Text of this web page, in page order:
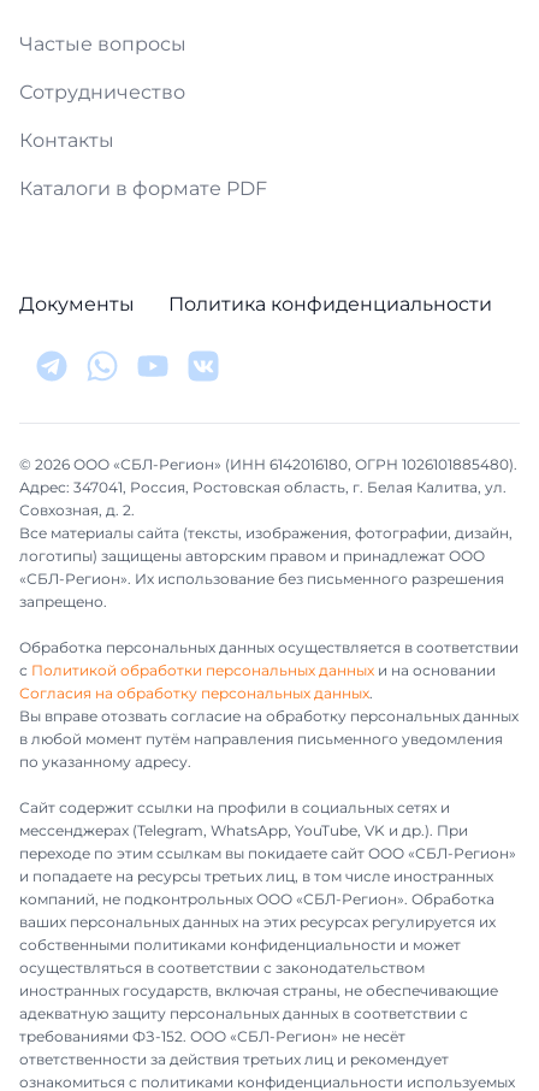
Частые вопросы
Сотрудничество
Контакты
Каталоги в формате PDF
Документы Политика конфиденциальности
© 2026 ООО «СБЛ-Регион» (ИНН 6142016180, ОГРН 1026101885480).
Адрес: 347041, Россия, Ростовская область, г. Белая Калитва, ул.
Совхозная, д. 2.
Все материалы сайта (тексты, изображения, фотографии, дизайн,
логотипы) защищены авторским правом и принадлежат ООО
«СБЛ-Регион». Их использование без письменного разрешения
запрещено.
Обработка персональных данных осуществляется в соответствии
с Политикой обработки персональных данных и на основании
Согласия на обработку персональных данных.
Вы вправе отозвать согласие на обработку персональных данных
в любой момент путём направления письменного уведомления
по указанному адресу.
Сайт содержит ссылки на профили в социальных сетях и
мессенджерах (Telegram, WhatsApp, YouTube, VK и др.). При
переходе по этим ссылкам вы покидаете сайт ООО «СБЛ-Регион»
и попадаете на ресурсы третьих лиц, в том числе иностранных
компаний, не подконтрольных ООО «СБЛ-Регион». Обработка
ваших персональных данных на этих ресурсах регулируется их
собственными политиками конфиденциальности и может
осуществляться в соответствии с законодательством
иностранных государств, включая страны, не обеспечивающие
адекватную защиту персональных данных в соответствии с
требованиями ФЗ-152. ООО «СБЛ-Регион» не несёт
ответственности за действия третьих лиц и рекомендует
ознакомиться с политиками конфиденциальности используемых